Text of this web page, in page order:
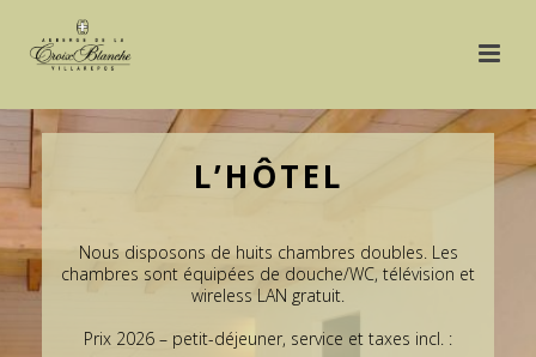
L’HÔTEL
Nous disposons de huits chambres doubles. Les
chambres sont équipées de douche/WC, télévision et
wireless LAN gratuit.
Prix 2026 – petit-déjeuner, service et taxes incl. :